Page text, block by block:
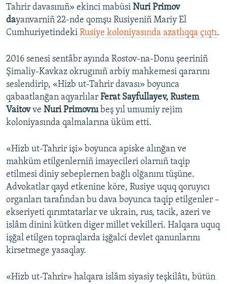
Tahrir davasınıñ» ekinci mabüsi Nuri Primov
dayanvarniñ 22-nde qomşu Rusiyeniñ Mariy El
Cumhuriyetindeki Rusiye koloniyasında azatlıqqa çıqtı.
2016 senesi sentâbr ayında Rostov-na-Donu şeeriniñ
Şimaliy-Kavkaz okrugınıñ arbiy mahkemesi qararını
seslendirip, «Hizb ut-Tahrir davası» boyunca
qabaatlanğan aqyarlılar Ferat Sayfullayev, Rustem
Vaitovve Nuri Primovnıbeş yıl umumiy rejim
koloniyasında qalmalarına üküm etti.
«Hizb ut-Tahrir işi» boyunca apiske alınğan ve
mahküm etilgenlerniñ imayecileri olarnıñ taqip
etilmesi diniy sebeplernen bağlı olğanını tüşüne.
Advokatlar qayd etkenine köre, Rusiye uquq qoruyıcı
organları tarafından bu dava boyunca taqip etilgenler –
ekseriyeti qırımtatarlar ve ukrain, rus, tacik, azeri ve
islâm dinini kütken diger millet vekilleri. Halqara uquq
işğal etilgen topraqlarda işğalci devlet qanunlarını
kirsetmege yasaqlay.
«Hizb ut-Tahrir» halqara islâm siyasiy teşkilâtı, bütün